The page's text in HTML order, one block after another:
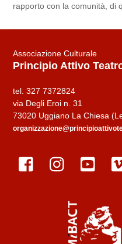
rapporto con la comunità, di
Associazione Culturale
Principio Attivo
tel. 327 7372824
via Degli Eroi n. 31
73020 Uggiano La Chiesa